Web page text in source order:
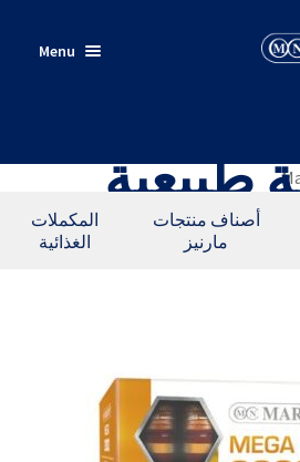
Menu
طبيعية
أصناف منتجات
مارنيز
المكملات
الغذائية